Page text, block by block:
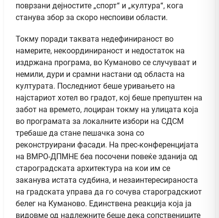
поврзани дејностите „спорт“ и „култура“, кога
станува збор за скоро неспоиви области.
Токму поради таквата недефинираност во
намерите, некоординираност и недостаток на
издржана програма, во Куманово се случуваат и
немили, дури и срамни настани од областа на
културата. Последниот беше уривањето на
најстариот хотел во градот, кој беше препуштен на
забот на времето, лоциран токму на улицата која
во програмата за локалните избори на СДСМ
требаше да стане пешачка зона со
реконструирани фасади. На прес-конференцијата
на ВМРО-ДПМНЕ беа посочени повеќе зданија од
староградската архитектура на кои им се
заканува истата судбина, и незаинтересираноста
на градската управа да го сочува староградскиот
белег на Куманово. Единствена реакција која ја
видовме од надлежните беше дека сопствениците